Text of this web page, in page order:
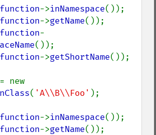
->inNamespace
->getName
-
->getShortName());
( 'A\\B\\Foo' );
->inNamespace
->getName